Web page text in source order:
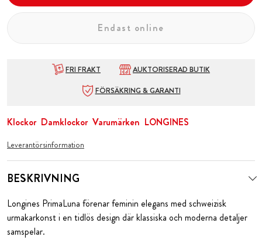
Endast online
FRI FRAKT
AUKTORISERAD BUTIK
FÖRSÄKRING & GARANTI
Klockor Damklockor Varumärken LONGINES
Leverantörsinformation
BESKRIVNING
Longines PrimaLuna förenar feminin elegans med schweizisk
urmakarkonst i en tidlös design där klassiska och moderna detaljer
samspelar.